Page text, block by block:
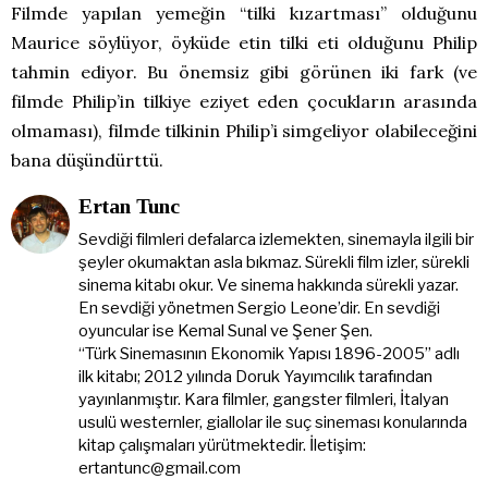
Filmde yapılan yemeğin “tilki kızartması” olduğunu
Maurice söylüyor, öyküde etin tilki eti olduğunu Philip
tahmin ediyor. Bu önemsiz gibi görünen iki fark (ve
filmde Philip’in tilkiye eziyet eden çocukların arasında
olmaması), filmde tilkinin Philip’i simgeliyor olabileceğini
bana düşündürttü.
Ertan Tunc
Sevdiği filmleri defalarca izlemekten, sinemayla ilgili bir
şeyler okumaktan asla bıkmaz. Sürekli film izler, sürekli
sinema kitabı okur. Ve sinema hakkında sürekli yazar.
En sevdiği yönetmen Sergio Leone’dir. En sevdiği
oyuncular ise Kemal Sunal ve Şener Şen.
“Türk Sinemasının Ekonomik Yapısı 1896-2005” adlı
ilk kitabı; 2012 yılında Doruk Yayımcılık tarafından
yayınlanmıştır. Kara filmler, gangster filmleri, İtalyan
usulü westernler, giallolar ile suç sineması konularında
kitap çalışmaları yürütmektedir. İletişim:
ertantunc@gmail.com